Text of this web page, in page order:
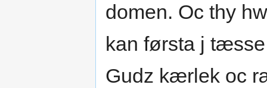
domen. Oc thy
kan førsta j
Gudz kærlek oc